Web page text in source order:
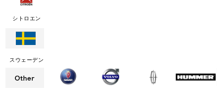
シトロエン
スウェーデン